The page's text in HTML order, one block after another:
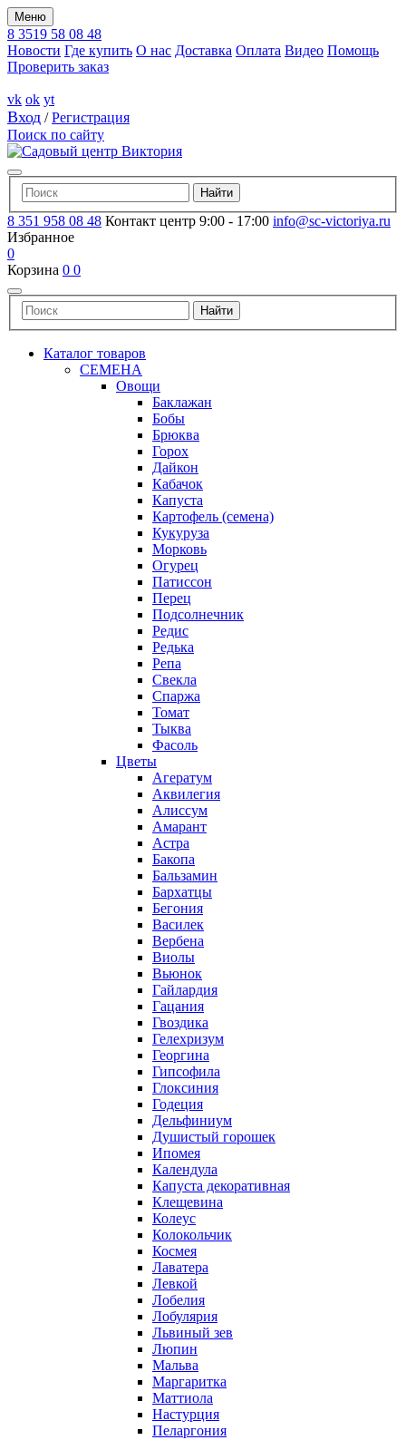
Меню
8 3519 58 08 48
Новости Где купить О нас Доставка Оплата Видео Помощь
Проверить заказ
vk ok yt
Вход /Регистрация
Поиск по сайту
8 351 958 08 48 Контакт центр 9:00 - 17:00 info@sc-victoriya.ru
Избранное
0
Корзина 0 0
Каталог товаров
СЕМЕНА
Овощи
Баклажан
Бобы
Брюква
Горох
Дайкон
Кабачок
Капуста
Картофель (семена)
Кукуруза
Морковь
Огурец
Патиссон
Перец
Подсолнечник
Редис
Редька
Репа
Свекла
Спаржа
Томат
Тыква
Фасоль
Цветы
Агератум
Аквилегия
Алиссум
Амарант
Астра
Бакопа
Бальзамин
Бархатцы
Бегония
Василек
Вербена
Виолы
Вьюнок
Гайлардия
Гацания
Гвоздика
Гелехризум
Георгина
Гипсофила
Глоксиния
Годеция
Дельфиниум
Душистый горошек
Ипомея
Календула
Капуста декоративная
Клещевина
Колеус
Колокольчик
Космея
Лаватера
Левкой
Лобелия
Лобулярия
Львиный зев
Люпин
Мальва
Маргаритка
Маттиола
Настурция
Пеларгония